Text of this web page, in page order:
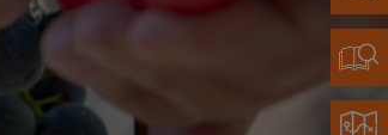
pratiques
et transports